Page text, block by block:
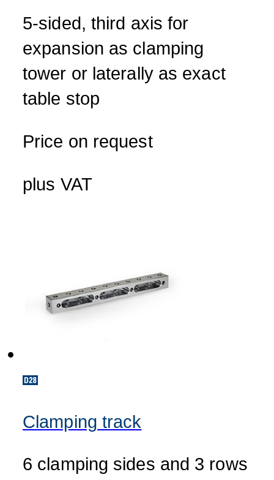
5-sided, third axis for
expansion as clamping
tower or laterally as exact
table stop
Price on request
plus VAT
Clamping track
6 clamping sides and 3 rows